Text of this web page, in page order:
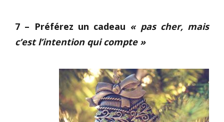
7 – Préférez un cadeau « pas cher, mais
c’est l’intention qui compte »